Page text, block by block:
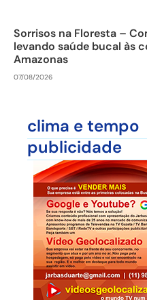
Sorrisos na Floresta –
levando saúde bucal às
Amazonas
07/08/2026
clima e tempo
publicidade